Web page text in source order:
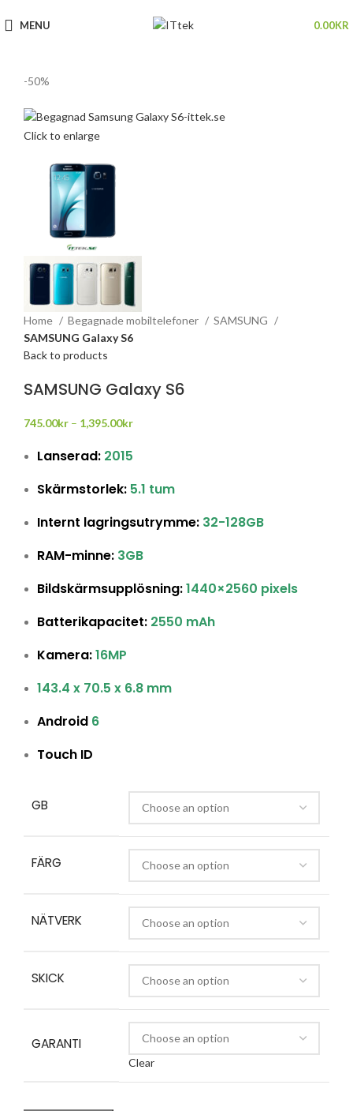
MENU 0.00KR
-50%
Click to enlarge
Home Begagnade mobiltelefoner
SAMSUNG
SAMSUNG Galaxy S6
Back to products
SAMSUNG Galaxy S6
745.00kr – 1,395.00kr
Lanserad: 2015
Skärmstorlek: 5.1 tum
Internt lagringsutrymme: 32-128GB
RAM-minne: 3GB
Bildskärmsupplösning:1440×2560 pixels
Batterikapacitet: 2550 mAh
Kamera:16MP
143.4 x 70.5 x 6.8 mm
Android 6
Touch ID
GB
FÄRG
NÄTVERK
SKICK
GARANTI
Clear